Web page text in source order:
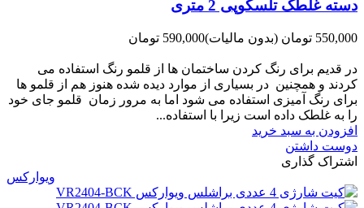
دسته غلطک تلسکوپی 2 متری
550,000 تومان (بدون مالیات)590,000 تومان
در قدیم برای رنگ کردن ساختمان ها از قلمو رنگ استفاده می
کردند و همچنین در بسیاری از موارد دیده شده هنوز هم از قلمو ها
برای رنگ آمیزی استفاده می شود اما به مرور زمان قلمو جای خود
را به غلطک داده است زیرا با استفاده...
افزودن به سبد خرید
دوست داشتن
اشتراک گذاری
ویوارکس